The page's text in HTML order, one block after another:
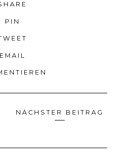
PIN
EMAIL
NÄCHSTER BEITRAG